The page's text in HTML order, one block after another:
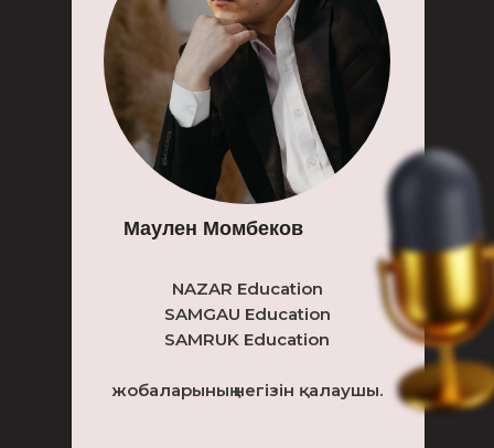
NAZAR Education
SAMGAU Education
SAMRUK Education
жобаларының негізін қалаушы.
Маулен Момбеков